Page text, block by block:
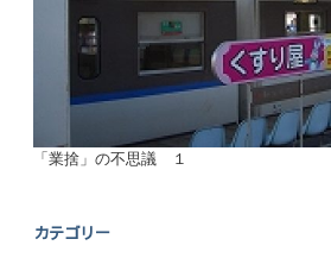
「業捨」の不思議 １
カテゴリー